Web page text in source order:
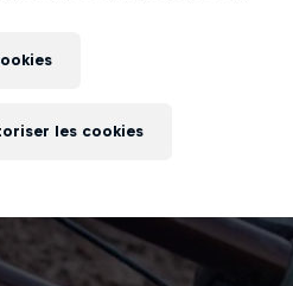
les cookies